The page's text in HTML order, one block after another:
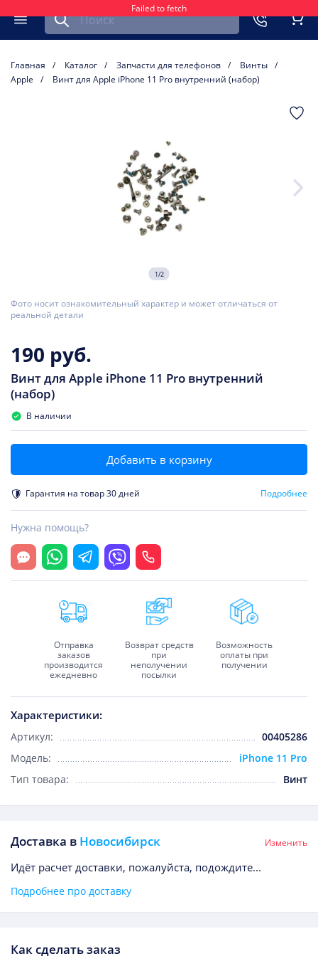
Failed to fetch
Меню
Найти запчасть для мобильного устройства
Главная Каталог Запчасти для телефонов
Винты
Apple
Винт для Apple iPhone 11 Pro внутренний (набор)
1/2
Фото носит ознакомительный характер и может отличаться от
реальной детали
Характеристики:
Артикул:
00405286
Модель:
iPhone 11 Pro
Тип товара:
Винт
190 руб.
Винт для Apple iPhone 11 Pro внутренний
(набор)
В наличии
Добавить в корзину
Гарантия на товар 30 дней Подробнее
Нужна помощь?
Открыть чат
WhatsappTelegramViber Позвонить
Доставка в Новосибирск Изменить
Идёт расчет доставки, пожалуйста, подождите...
Подробнее про доставку
Отправка
заказов
производится
ежедневно
Возврат средств
при
неполучении
посылки
Возможность
оплаты при
получении
Как сделать заказ